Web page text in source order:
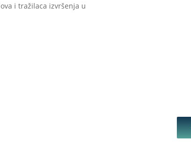
i tražilaca izvršenja u